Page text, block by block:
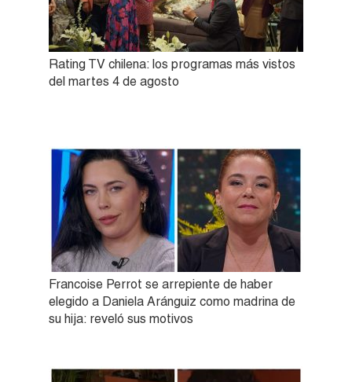
Rating TV chilena: los programas más vistos
del martes 4 de agosto
Francoise Perrot se arrepiente de haber
elegido a Daniela Aránguiz como madrina de
su hija: reveló sus motivos